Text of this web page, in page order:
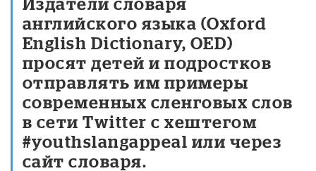
английского языка (Oxford
English Dictionary, OED)
просят детей и подростков
отправлять им примеры
современных сленговых слов
в сети Twitter с хештегом
#youthslangappeal или через
сайт словаря.